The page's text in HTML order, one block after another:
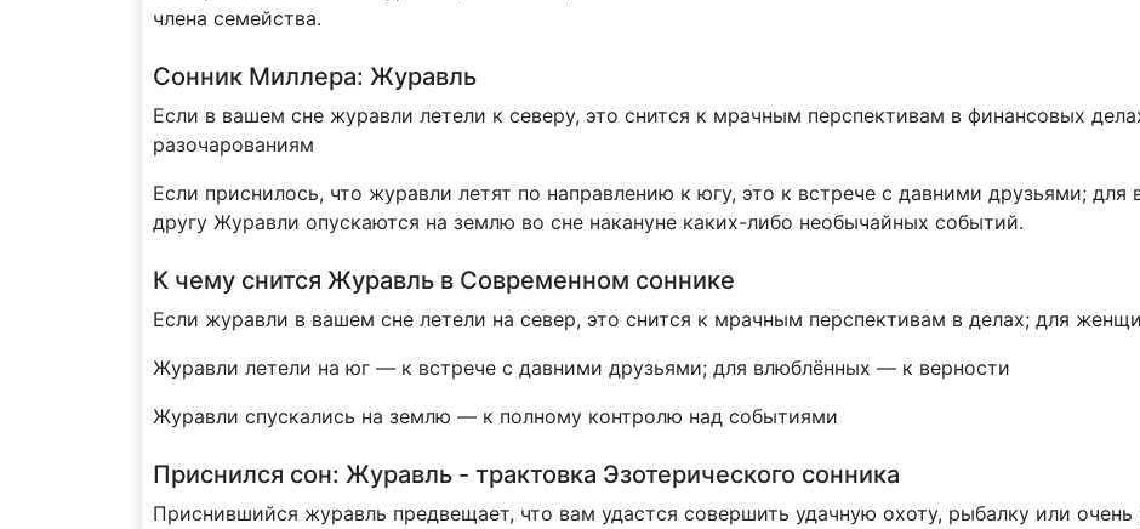
члена семейства.
Сонник Миллера: Журавль
Если в вашем сне журавли летели к северу, это снится к мрачным перспективам в финансовых
разочарованиям
Если приснилось, что журавли летят по направлению к югу, это к встрече с давними друзьями;
другу Журавли опускаются на землю во сне накануне каких-либо необычайных событий.
К чему снится Журавль в Современном соннике
Если журавли в вашем сне летели на север, это снится к мрачным перспективам в делах; для
Журавли летели на юг — к встрече с давними друзьями; для влюблённых — к верности
Журавли спускались на землю — к полному контролю над событиями
Приснился сон: Журавль - трактовка Эзотерического сонника
Приснившийся журавль предвещает, что вам удастся совершить удачную охоту, рыбалку или